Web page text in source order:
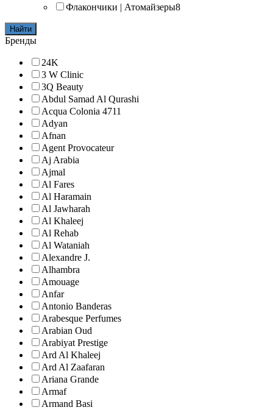
Флакончики | Атомайзеры8
Найти
Бренды
24K
3 W Clinic
3Q Beauty
Abdul Samad Al Qurashi
Acqua Colonia 4711
Adyan
Afnan
Agent Provocateur
Aj Arabia
Ajmal
Al Fares
Al Haramain
Al Jawharah
Al Khaleej
Al Rehab
Al Wataniah
Alexandre J.
Alhambra
Amouage
Anfar
Antonio Banderas
Arabesque Perfumes
Arabian Oud
Arabiyat Prestige
Ard Al Khaleej
Ard Al Zaafaran
Ariana Grande
Armaf
Armand Basi